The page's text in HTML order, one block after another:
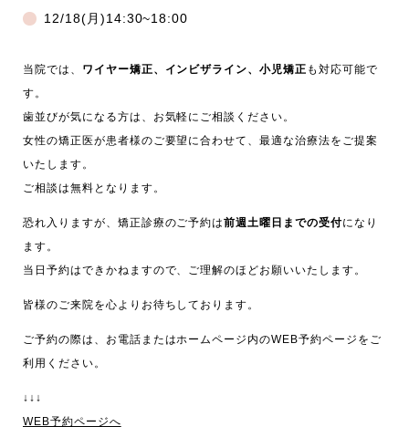
12/18(月)14:30~18:00
当院では、 ワイヤー矯正、インビザライン、小児矯正 も対応可能で
す。
歯並びが気になる方は、お気軽にご相談ください。
女性の矯正医が患者様のご要望に合わせて、最適な治療法をご提案
いたします。
ご相談は無料となります。
恐れ入りますが、矯正診療のご予約は前週土曜日までの受付になり
ます。
当日予約はできかねますので、ご理解のほどお願いいたします。
皆様のご来院を心よりお待ちしております。
ご予約の際は、お電話またはホームページ内のWEB予約ページをご
利用ください。
↓↓↓
WEB予約ページへ